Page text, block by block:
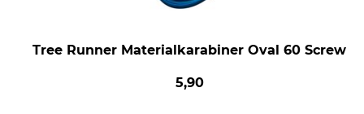
Tree Runner Materialkarabiner Oval 60 Screw
5,90